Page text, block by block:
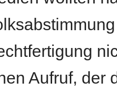
Aufruf, der